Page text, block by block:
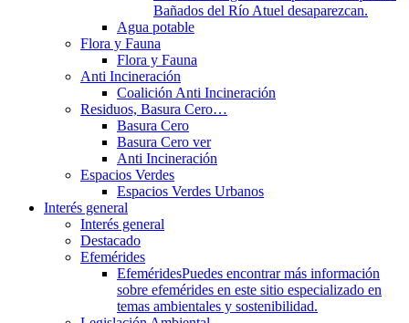
Bañados del Río Atuel desaparezcan.
Agua potable
Flora y Fauna
Flora y Fauna
Anti Incineración
Coalición Anti Incineración
Residuos, Basura Cero…
Basura Cero
Basura Cero ver
Anti Incineración
Espacios Verdes
Espacios Verdes Urbanos
Interés general
Interés general
Destacado
Efemérides
EfeméridesPuedes encontrar más información
sobre efemérides en este sitio especializado en
temas ambientales y sostenibilidad.